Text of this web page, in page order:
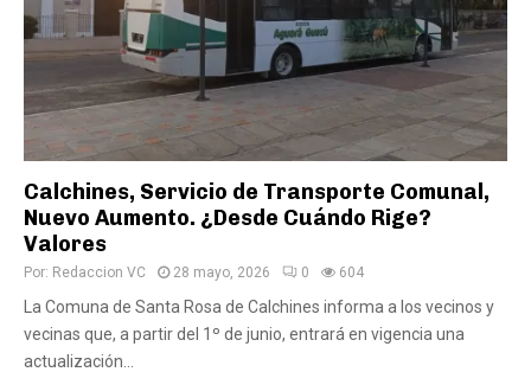
Calchines, Servicio de Transporte Comunal,
Nuevo Aumento. ¿Desde Cuándo Rige?
Valores
Por: Redaccion VC 28 mayo, 2026 0 604
La Comuna de Santa Rosa de Calchines informa a los vecinos y
vecinas que, a partir del 1º de junio, entrará en vigencia una
actualización...